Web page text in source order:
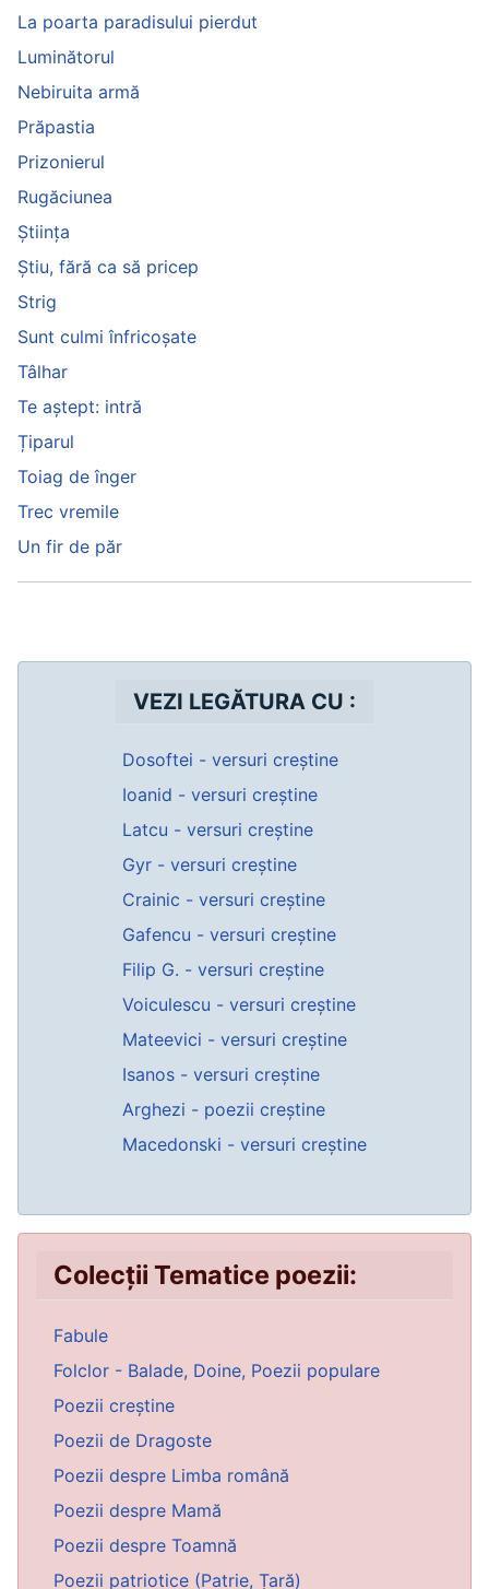
La poarta paradisului pierdut
Luminătorul
Nebiruita armă
Prăpastia
Prizonierul
Rugăciunea
Știința
Știu, fără ca să pricep
Strig
Sunt culmi înfricoșate
Tâlhar
Te aștept: intră
Țiparul
Toiag de înger
Trec vremile
Un fir de păr
VEZI LEGĂTURA CU :
Dosoftei - versuri creștine
Ioanid - versuri creștine
Latcu - versuri creștine
Gyr - versuri creștine
Crainic - versuri creștine
Gafencu - versuri creștine
Filip G. - versuri creștine
Voiculescu - versuri creștine
Mateevici - versuri creștine
Isanos - versuri creștine
Arghezi - poezii creștine
Macedonski - versuri creștine
Colecții Tematice poezii:
Fabule
Folclor - Balade, Doine, Poezii populare
Poezii creștine
Poezii de Dragoste
Poezii despre Limba română
Poezii despre Mamă
Poezii despre Toamnă
Poezii patriotice (Patrie, Țară)